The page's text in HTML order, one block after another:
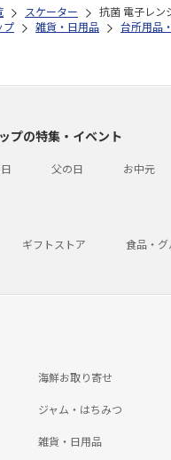
スケーター
抗菌 電子レン
プ 雑貨・日用品 台所用品
プの特集・イベント
父の日 お中元
ギフトストア 食品・
海鮮お取り寄せ
ジャム・はちみつ
雑貨・日用品